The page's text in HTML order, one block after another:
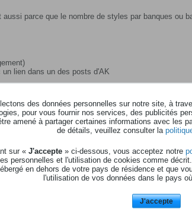
parce que le nombre de styles par banques ou
lien dans un des posts d'AK
des données personnelles sur notre site, à
pour vous fournir nos services, des publicités
amené à partager certaines informations avec les
de détails, veuillez consulter la
sur « J'accepte » ci-dessous, vous acceptez notre
personnelles et l'utilisation de cookies comme
en dehors de votre pays de résidence et que
l'utilisation de vos données dans le pays
J'accepte